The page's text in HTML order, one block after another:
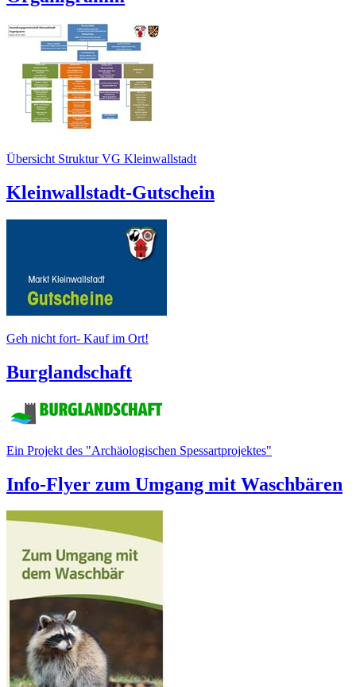
Übersicht Struktur VG Kleinwallstadt
Kleinwallstadt-Gutschein
Geh nicht fort- Kauf im Ort!
Burglandschaft
Ein Projekt des "Archäologischen Spessartprojektes"
Info-Flyer zum Umgang mit Waschbären